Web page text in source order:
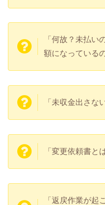
「何故？未払い
額になっている
「未収金出さな
「変更依頼書と
「返戻作業が起